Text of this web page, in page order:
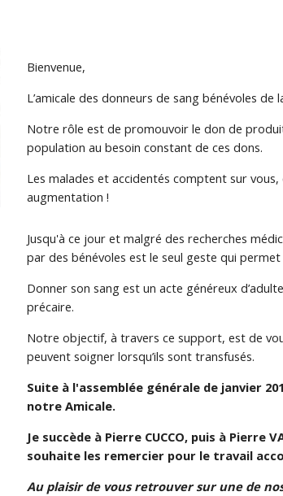
Bienvenue,
L’amicale des donneurs de sang bénévoles
Notre rôle est de promouvoir le don de
population au besoin constant de ces dons.
Les malades et accidentés comptent sur
augmentation !
Jusqu'à ce jour et malgré des recherches
par des bénévoles est le seul geste qui permet
Donner son sang est un acte généreux
précaire.
Notre objectif, à travers ce support, est de
peuvent soigner lorsqu’ils sont transfusés.
Suite à l'assemblée générale de janvier
notre Amicale.
Je succède à Pierre CUCCO, puis à Pierre
souhaite les remercier pour le travail
Au plaisir de vous retrouver sur une de